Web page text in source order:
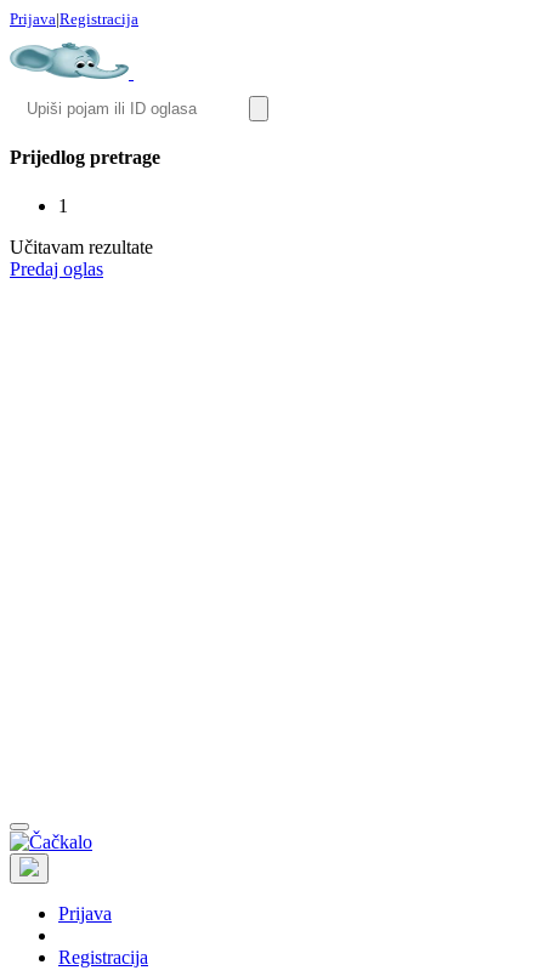
Prijava|Registracija
Prijedlog pretrage
1
Učitavam rezultate
Predaj oglas
Prijava
Registracija